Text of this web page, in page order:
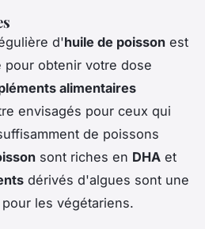
d'huile de poisson est
pour obtenir votre dose
alimentaires
envisagés pour ceux qui
de poissons
sont riches en DHA et
dérivés d'algues sont une
les végétariens.